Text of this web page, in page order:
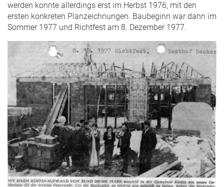
werden konnte allerdings erst im Herbst 1976, mit den
ersten konkreten Planzeichnungen. Baubeginn war dann im
Sommer 1977 und Richtfest am 8. Dezember 1977.